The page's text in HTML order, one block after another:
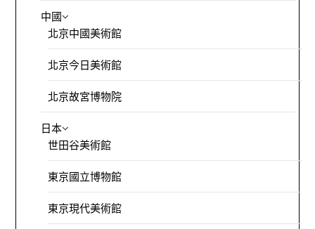
中國
北京中國美術館
北京今日美術館
北京故宮博物院
日本
世田谷美術館
東京國立博物館
東京現代美術館